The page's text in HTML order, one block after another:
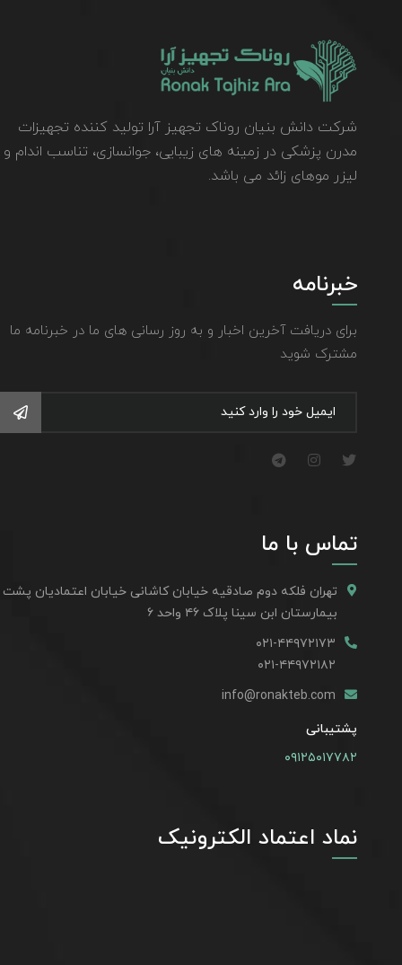
شرکت دانش بنیان روناک تجهیز آرا تولید کننده تجهیزات
مدرن پزشکی در زمینه های زیبایی، جوانسازی، تناسب اندام و
لیزر موهای زائد می باشد.
خبرنامه
برای دریافت آخرین اخبار و به روز رسانی های ما در خبرنامه ما
مشترک شوید
تماس با ما
تهران فلکه دوم صادقیه خیابان کاشانی خیابان اعتمادیان پشت
بیمارستان ابن سینا پلاک ۴۶ واحد ۶
۰۲۱-۴۴۹۷۲۱۷۳
۰۲۱-۴۴۹۷۲۱۸۲
info@ronakteb.com
پشتیبانی
۰۹۱۲۵۰۱۷۷۸۲
نماد اعتماد الکترونیک